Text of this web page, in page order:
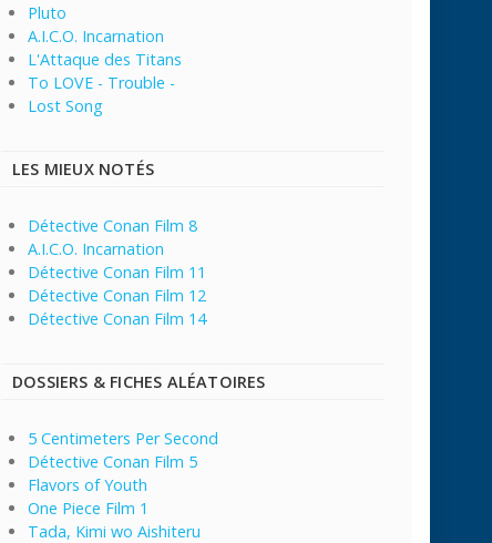
Pluto
A.I.C.O. Incarnation
L'Attaque des Titans
To LOVE - Trouble -
Lost Song
LES MIEUX NOTÉS
Détective Conan Film 8
A.I.C.O. Incarnation
Détective Conan Film 11
Détective Conan Film 12
Détective Conan Film 14
DOSSIERS & FICHES ALÉATOIRES
5 Centimeters Per Second
Détective Conan Film 5
Flavors of Youth
One Piece Film 1
Tada, Kimi wo Aishiteru